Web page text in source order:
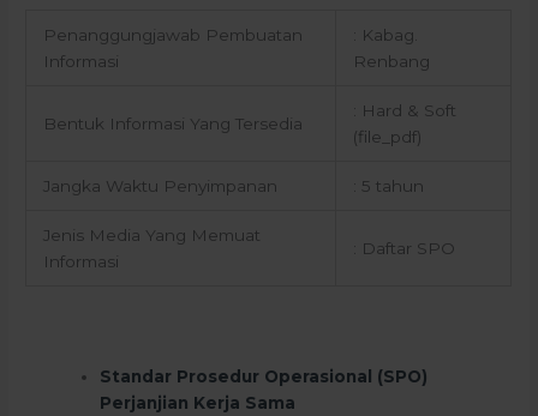
Penanggungjawab Pembuatan
Informasi
: Kabag.
Renbang
Bentuk Informasi Yang Tersedia
: Hard & Soft
(file_pdf)
Jangka Waktu Penyimpanan : 5 tahun
Jenis Media Yang Memuat
Informasi
: Daftar SPO
Standar Prosedur Operasional (SPO)
Perjanjian Kerja Sama